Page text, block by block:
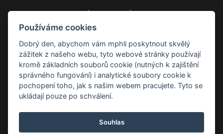
web: www.verasije.cz
email: obchudek@verasije.cz
DOKUMENTY
Všeobecné obchodní podmínky
Zásady ochrany osobních údajů
Reklamace a vrácení zboží
Používáme cookies
Dobrý den, abychom vám mphli poskytnout skvělý
zážitek z našeho webu, tyto webové stránky používají
kromě základních souborů cookie (nutných k zajištění
správného fungování) i analytické soubory cookie k
pochopení toho, jak s našim webem pracujete. Tyto se
ukládají pouze po schválení.
Souhlas